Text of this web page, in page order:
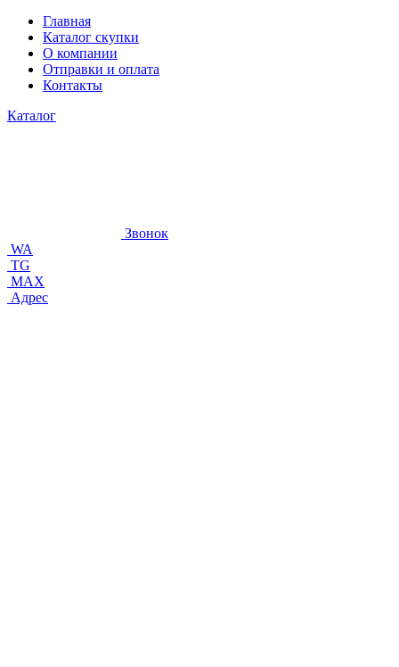
Главная
Каталог скупки
О компании
Отправки и оплата
Контакты
Каталог
Звонок
WA
TG
MAX
Адрес